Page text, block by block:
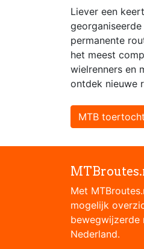
Liever een
permanente
het meest
wielrenners en
ontdek nieuwe
MTB
Met
mogelijk
bewegwijzerde
Nederland.